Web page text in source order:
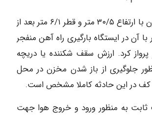
یک مخزن با ارتفاع ۳۰/۵ متر و قطر ۶/۱ متر بعد از
آن در ایستگاه بارگیری راه آهن منفجر
۹۱/۴ متر پرواز کرد. ارزش سقف شکننده یا دریچه
جلوگیری از باز شدن مخزن در محل
کف در این حادثه کاملا مشخص است.
به منظور ورود و خروج هوا جهت